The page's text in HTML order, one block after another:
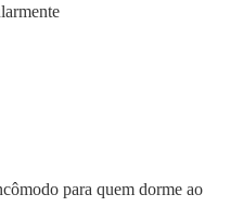
para quem dorme ao